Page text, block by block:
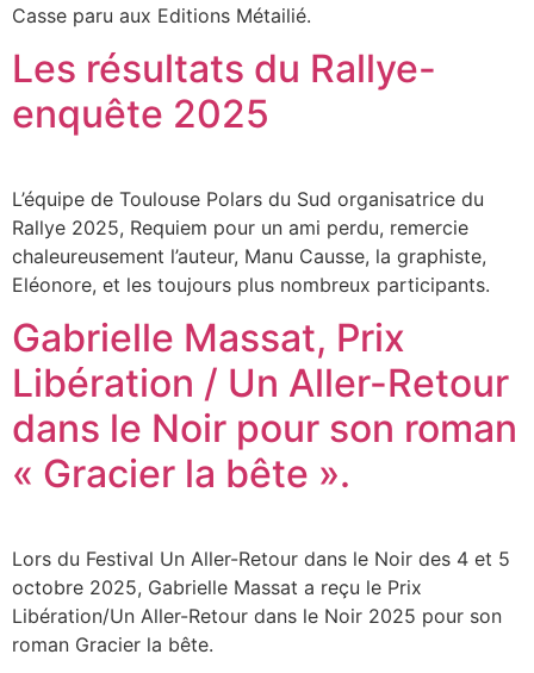
Casse paru aux Editions Métailié.
Les résultats du Rallye-
enquête 2025
L’équipe de Toulouse Polars du Sud organisatrice du
Rallye 2025, Requiem pour un ami perdu, remercie
chaleureusement l’auteur, Manu Causse, la graphiste,
Eléonore, et les toujours plus nombreux participants.
Gabrielle Massat, Prix
Libération / Un Aller-Retour
dans le Noir pour son roman
« Gracier la bête ».
Lors du Festival Un Aller-Retour dans le Noir des 4 et 5
octobre 2025, Gabrielle Massat a reçu le Prix
Libération/Un Aller-Retour dans le Noir 2025 pour son
roman Gracier la bête.